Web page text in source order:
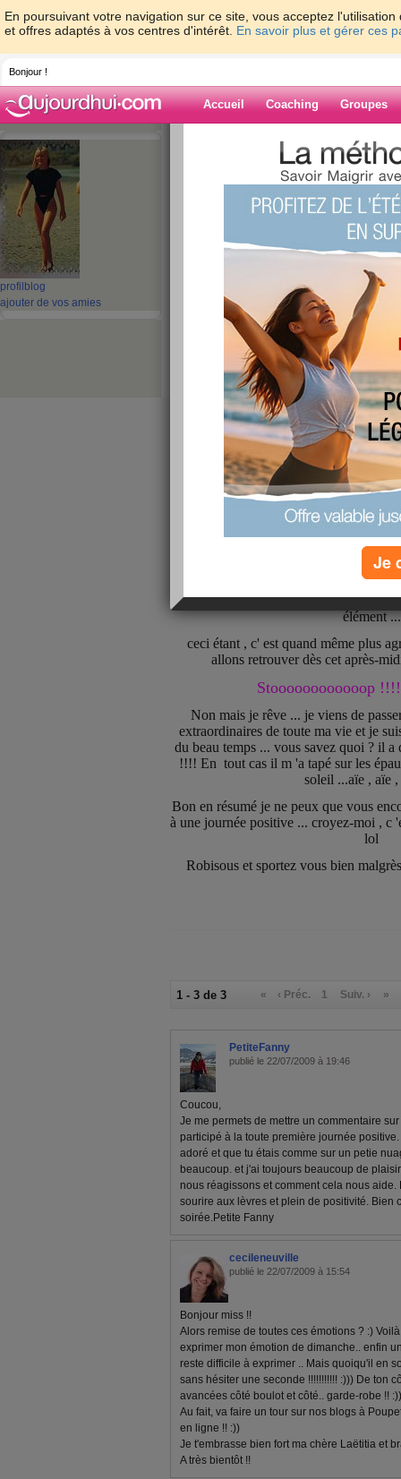
En poursuivant votre navigation sur ce site, vous acceptez
et offres adaptés à vos centres d'intérêt. En savoir plus et gérer ces
Bonjour !
Accueil Coaching Groupes
profil blog
ajouter de vos amies
> > Que calor
Blog de lafille79
Que calor !!!!
ça fait deux jours que nous avons des
suis pas habituée et je dois dire que
élément ...
ceci étant , c' est quand même plus
allons retrouver dès cet après-
Stoooooooooooop
Non mais je rêve ... je viens de
extraordinaires de toute ma vie et je
du beau temps ... vous savez quoi ? il a
!!!! En tout cas il m 'a tapé sur les
soleil ...aïe , aïe
Bon en résumé je ne peux que vous
à une journée positive ... croyez-moi ,
lol
Robisous et sportez vous bien
1 - 3 de 3 « ‹ Préc. 1 Suiv. › »
PetiteFanny
publié le 22/07/2009 à 19:46
Coucou,
Je me permets de mettre un commentaire
participé à la toute première journée
adoré et que tu étais comme sur un petie
beaucoup. et j'ai toujours beaucoup de
nous réagissons et comment cela nous
sourire aux lèvres et plein de positivité. Bien
soirée.Petite Fanny
cecileneuville
publié le 22/07/2009 à 15:54
Bonjour miss !!
Alors remise de toutes ces émotions ? :)
exprimer mon émotion de dimanche.. enfin
reste difficile à exprimer .. Mais quoiqu'il en
sans hésiter une seconde !!!!!!!!!!! :))) De ton
avancées côté boulot et côté.. garde-robe !! :))
Au fait, va faire un tour sur nos blogs à
en ligne !! :))
Je t'embrasse bien fort ma chère Laëtitia et
A très bientôt !!
Je